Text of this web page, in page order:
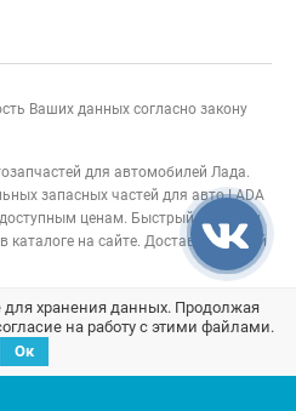
Ваших данных согласно закону
для автомобилей Лада.
запасных частей для авто LADA
ценам. Быстрый подбор и
каталоге на сайте. Доставка по всей
защищеныкарта сайта;
конфиденциальности
для хранения данных. Продолжая
на работу с этими файлами.
Ок